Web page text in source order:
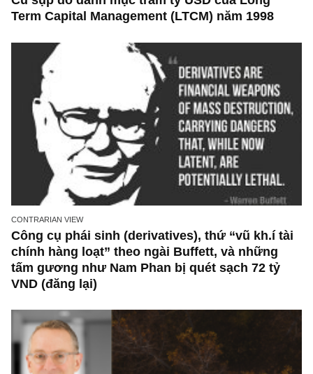
PERSONS, HISTORIES & TALES
Term Capital Management (LTCM) năm 1998
CONTRARIAN VIEW
Công cụ phái sinh (derivatives), thứ “vũ kh.í
chính hàng loạt” theo ngài Buffett, và những
tấm gương như Nam Phan bị quét sạch 72 tỷ
VND (đăng lại)